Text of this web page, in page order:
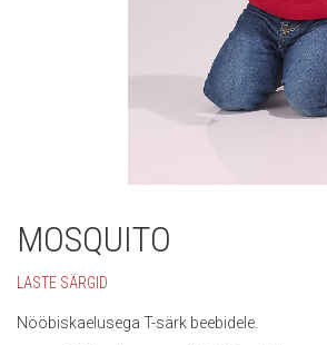
MOSQUITO
LASTE SÄRGID
Nööbiskaelusega T-särk beebidele.